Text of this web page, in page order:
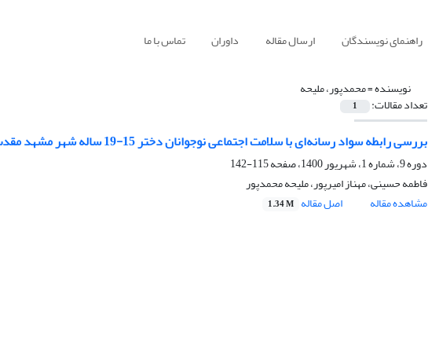
راهنمای نویسندگان ارسال مقاله داوران تماس با ما
نویسنده =محمدپور، ملیحه
تعداد مقالات: 1
بررسی رابطه سواد رسانه‌ای با سلامت اجتماعی نوجوانان دختر 15-19 ساله شهر مشهد مقدس
دوره 9، شماره 1، شهریور 1400، صفحه
115-142
فاطمه حسینی، مهناز امیرپور، ملیحه محمدپور
مشاهده مقاله
اصل مقاله 1.34 M